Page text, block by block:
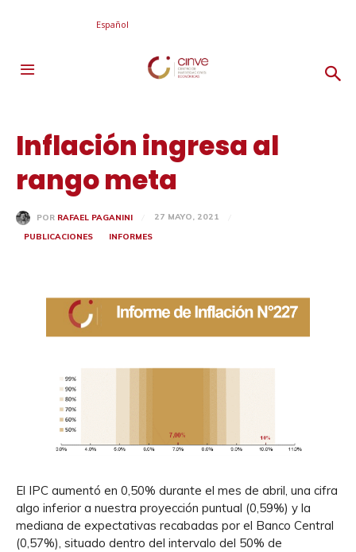
Español
Inflación ingresa al
rango meta
POR RAFAEL PAGANINI
27 MAYO, 2021
PUBLICACIONES
INFORMES
El IPC aumentó en 0,50% durante el mes de abril, una cifra
algo inferior a nuestra proyección puntual (0,59%) y la
mediana de expectativas recabadas por el Banco Central
(0,57%), situado dentro del intervalo del 50% de